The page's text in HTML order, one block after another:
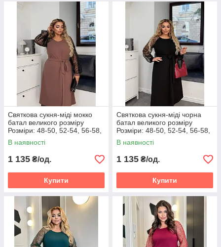
Святкова сукня-міді мокко
батал великого розміру
Розміри: 48-50, 52-54, 56-58,
60-62
В наявності
1 135 ₴/од.
Купити
Святкова сукня-міді чорна
батал великого розміру
Розміри: 48-50, 52-54, 56-58,
60-62
В наявності
1 135 ₴/од.
Купити